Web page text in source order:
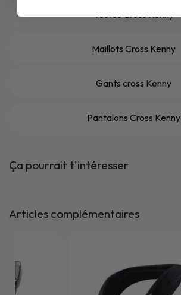
Vestes Cross Kenny
Maillots Cross Kenny
Gants cross Kenny
Pantalons Cross Kenny
Ça pourrait t'intéresser
Articles complémentaires